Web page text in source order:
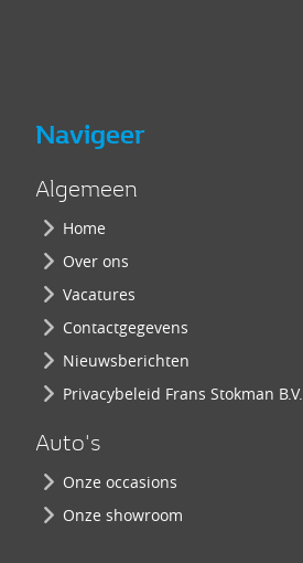
Navigeer
Algemeen
Home
Over ons
Vacatures
Contactgegevens
Nieuwsberichten
Privacybeleid Frans Stokman B.V.
Auto's
Onze occasions
Onze showroom